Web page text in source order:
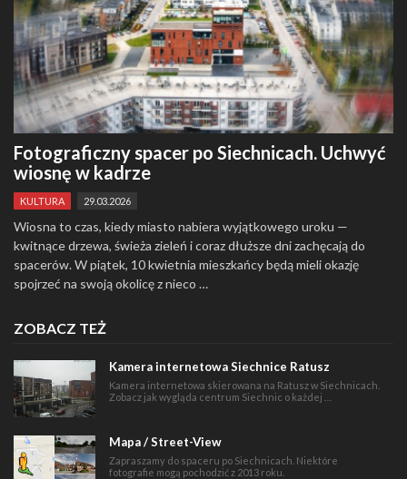
Fotograficzny spacer po Siechnicach. Uchwyć
wiosnę w kadrze
KULTURA 29.03.2026
Wiosna to czas, kiedy miasto nabiera wyjątkowego uroku —
kwitnące drzewa, świeża zieleń i coraz dłuższe dni zachęcają do
spacerów. W piątek, 10 kwietnia mieszkańcy będą mieli okazję
spojrzeć na swoją okolicę z nieco …
ZOBACZ TEŻ
Kamera internetowa Siechnice Ratusz
Kamera internetowa skierowana na Ratusz w Siechnicach.
Zobacz jak wygląda centrum Siechnic o każdej …
Mapa / Street-View
Zapraszamy do spaceru po Siechnicach. Niektóre
fotografie mogą pochodzić z 2013 roku.